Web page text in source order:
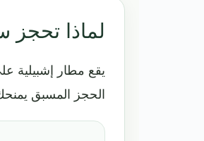
لماذا تحجز
يقع مطار إشبيلية
الحجز المسبق